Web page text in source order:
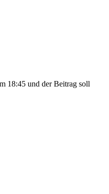
18:45 und der Beitrag soll